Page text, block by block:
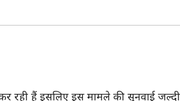
रही हैं इसलिए इस मामले की सुनवाई जल्दी